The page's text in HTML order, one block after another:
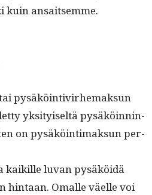
kuin ansaitsemme.
pysäköin­tivirhe­mak­sun
yksi­tyiseltä pysäköin­nin­
on pysäköin­ti­mak­sun per­
kaikille luvan pysäköidä
hin­taan. Oma­lle väelle voi